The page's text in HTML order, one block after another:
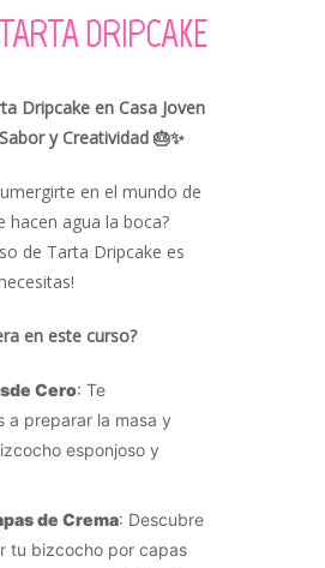
DRIPCAKE
Dripcake en Casa Joven
y Creatividad 🎂✨
en el mundo de
hacen agua la boca?
de Tarta Dripcake es
en este curso?
Cero: Te
a preparar la masa y
esponjoso y
de Crema: Descubre
tu bizcocho por capas